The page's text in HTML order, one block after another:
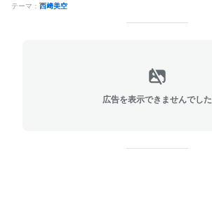
テーマ： 西﨑美空
広告を表示できませんでした